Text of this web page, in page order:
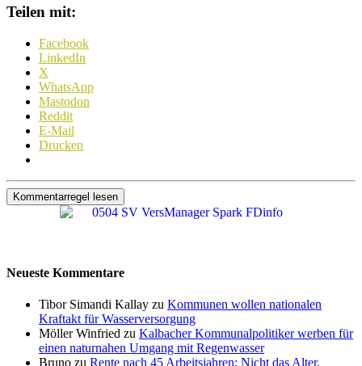
Teilen mit:
Facebook
LinkedIn
X
WhatsApp
Mastodon
Reddit
E-Mail
Drucken
Kommentarregel lesen
Neueste Kommentare
Tibor Simandi Kallay zu Kommunen wollen nationalen
Kraftakt für Wasserversorgung
Möller Winfried zu Kalbacher Kommunalpolitiker werben für
einen naturnahen Umgang mit Regenwasser
Bruno zu Rente nach 45 Arbeitsjahren: Nicht das Alter,